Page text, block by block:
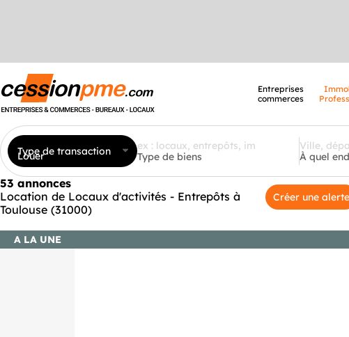
Entreprises
commerces
Type de transaction
Louer Type de biens À quel
53 annonces
Location de Locaux d'activités - Entrepôts à
Toulouse (31000)
Créer une alerte
A LA UNE